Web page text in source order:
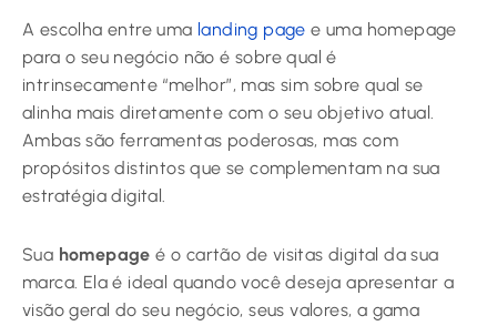
A escolha entre uma landing page e uma homepage
para o seu negócio não é sobre qual é
intrinsecamente “melhor”, mas sim sobre qual se
alinha mais diretamente com o seu objetivo atual.
Ambas são ferramentas poderosas, mas com
propósitos distintos que se complementam na sua
estratégia digital.
Sua homepage é o cartão de visitas digital da sua
marca. Ela é ideal quando você deseja apresentar a
visão geral do seu negócio, seus valores, a gama